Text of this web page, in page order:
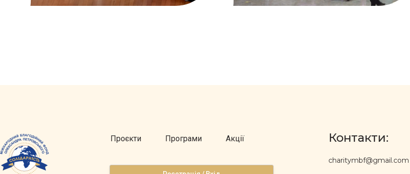
Проєкти Програми Акції Контакти:
charitymbf@gmail.com